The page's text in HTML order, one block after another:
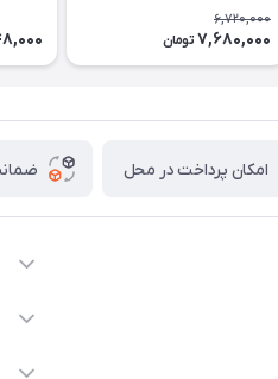
Water Bottle
6,720,000
7,680,000 تومان
امکان پرداخت در محل